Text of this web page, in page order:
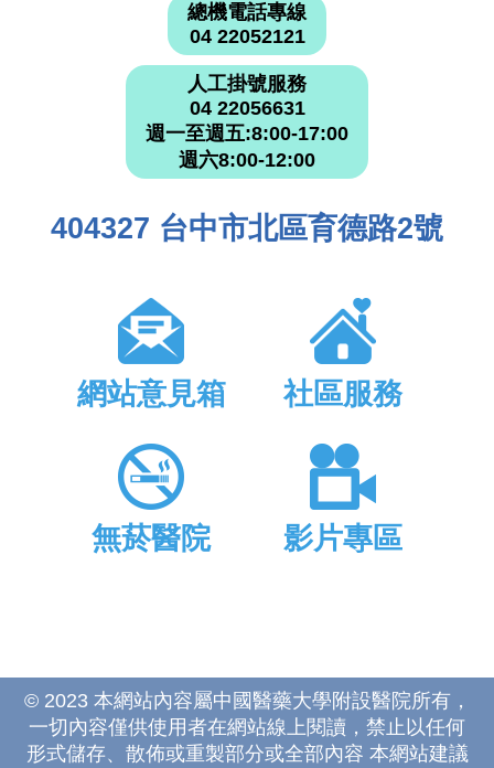
總機電話專線
04 22052121
人工掛號服務
04 22056631
週一至週五:8:00-17:00
週六8:00-12:00
404327 台中市北區育德路2號
網站意見箱 社區服務
無菸醫院 影片專區
© 2023 本網站內容屬中國醫藥大學附設醫院所有，
一切內容僅供使用者在網站線上閱讀，禁止以任何
形式儲存、散佈或重製部分或全部內容 本網站建議